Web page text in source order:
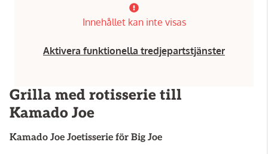
Innehållet kan inte visas
Aktivera funktionella tredjepartstjänster
Grilla med rotisserie till
Kamado Joe
Kamado Joe Joetisserie för Big Joe